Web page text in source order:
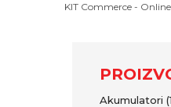
KIT Commerce -
Akumulatori